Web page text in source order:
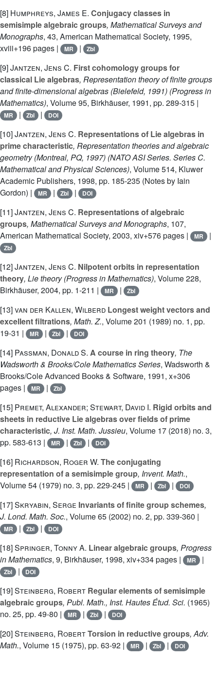
[8] Humphreys, James E. Conjugacy classes in
semisimple algebraic groups, Mathematical Surveys and
Monographs, 43, American Mathematical Society, 1995,
xviii+196 pages |
MR | Zbl
[9]Jantzen, Jens C. First cohomology groups for
classical Lie algebras, Representation theory of finite groups
and finite-dimensional algebras (Bielefeld, 1991) (Progress in
Mathematics), Volume 95, Birkhäuser, 1991, pp. 289-315 |
MR | Zbl | DOI
[10]Jantzen, Jens C. Representations of Lie algebras in
prime characteristic, Representation theories and algebraic
geometry (Montreal, PQ, 1997) (NATO ASI Series. Series C.
Mathematical and Physical Sciences), Volume 514, Kluwer
Academic Publishers, 1998, pp. 185-235 (Notes by Iain
Gordon) |
MR | Zbl | DOI
[11]Jantzen, Jens C. Representations of algebraic
groups, Mathematical Surveys and Monographs, 107,
American Mathematical Society, 2003, xiv+576 pages |
MR |
Zbl
[12]Jantzen, Jens C. Nilpotent orbits in representation
theory, Lie theory(Progress in Mathematics), Volume 228,
Birkhäuser, 2004, pp. 1-211 |
MR | Zbl
[13]van der Kallen, Wilberd Longest weight vectors and
excellent filtrations, Math. Z., Volume 201 (1989) no. 1, pp.
19-31 |
MR | Zbl | DOI
[14] Passman, Donald S. A course in ring theory, The
Wadsworth & Brooks/Cole Mathematics Series, Wadsworth &
Brooks/Cole Advanced Books & Software, 1991, x+306
pages |
MR | Zbl
[15] Premet, Alexander; Stewart, David I. Rigid orbits and
sheets in reductive Lie algebras over fields of prime
characteristic, J. Inst. Math. Jussieu, Volume 17 (2018) no. 3,
pp. 583-613 |
MR | Zbl | DOI
[16] Richardson, Roger W. The conjugating
representation of a semisimple group, Invent. Math.,
Volume 54 (1979) no. 3, pp. 229-245 | MR | Zbl | DOI
[17]Skryabin, Serge Invariants of finite group schemes,
J. Lond. Math. Soc., Volume 65 (2002) no. 2, pp. 339-360 |
MR | Zbl | DOI
[18]Springer, Tonny A. Linear algebraic groups, Progress
in Mathematics, 9, Birkhäuser, 1998, xiv+334 pages | MR |
Zbl | DOI
[19]Steinberg, Robert Regular elements of semisimple
algebraic groups, Publ. Math., Inst. Hautes Étud. Sci. (1965)
no. 25, pp. 49-80 |
MR | Zbl | DOI
[20]Steinberg, RobertTorsion in reductive groups, Adv.
Math., Volume 15 (1975), pp. 63-92 | MR | Zbl | DOI